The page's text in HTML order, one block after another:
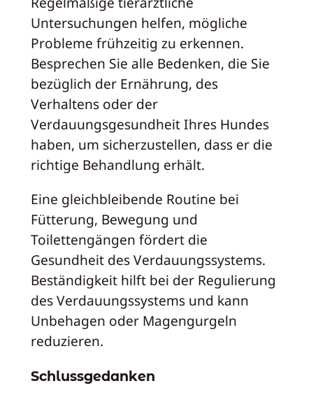
Untersuchungen helfen, mögliche
Probleme frühzeitig zu erkennen.
Besprechen Sie alle Bedenken, die Sie
bezüglich der Ernährung, des
Verhaltens oder der
Verdauungsgesundheit Ihres Hundes
haben, um sicherzustellen, dass er die
richtige Behandlung erhält.
Eine gleichbleibende Routine bei
Fütterung, Bewegung und
Toilettengängen fördert die
Gesundheit des Verdauungssystems.
Beständigkeit hilft bei der Regulierung
des Verdauungssystems und kann
Unbehagen oder Magengurgeln
reduzieren.
Schlussgedanken